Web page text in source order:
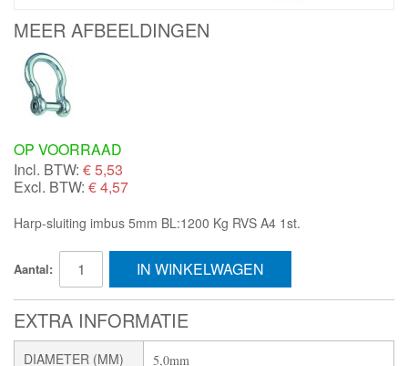
MEER AFBEELDINGEN
OP VOORRAAD
Incl. BTW: €5,53
Excl. BTW: € 4,57
Harp-sluiting imbus 5mm BL:1200 Kg RVS A4 1st.
Aantal: IN WINKELWAGEN
EXTRA INFORMATIE
DIAMETER (MM) 5,0mm